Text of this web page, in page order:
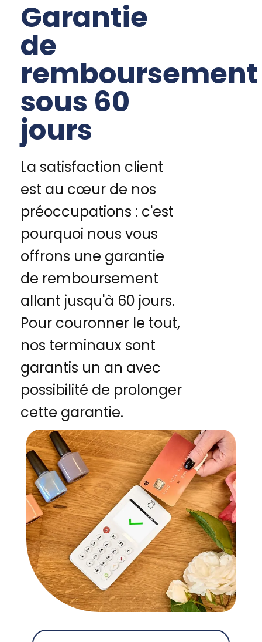
Garantie
de
remboursement
sous 60
jours
La satisfaction client
est au cœur de nos
préoccupations : c'est
pourquoi nous vous
offrons une garantie
de remboursement
allant jusqu'à 60 jours.
Pour couronner le tout,
nos terminaux sont
garantis un an avec
possibilité de prolonger
cette garantie.